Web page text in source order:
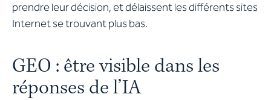
prendre leur décision, et délaissent les différents sites
Internet se trouvant plus bas.
GEO : être visible dans les
réponses de l’IA